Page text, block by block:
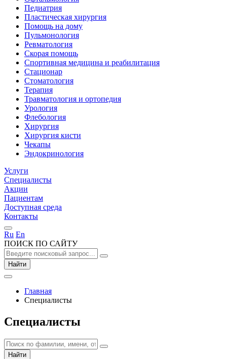
Педиатрия
Пластическая хирургия
Помощь на дому
Пульмонология
Ревматология
Скорая помощь
Спортивная медицина и реабилитация
Стационар
Стоматология
Терапия
Травматология и ортопедия
Урология
Флебология
Хирургия
Хирургия кисти
Чекапы
Эндокринология
Услуги
Специалисты
Акции
Пациентам
Доступная среда
Контакты
Ru En
ПОИСК ПО САЙТУ
Найти
Главная
Специалисты
Специалисты
Найти